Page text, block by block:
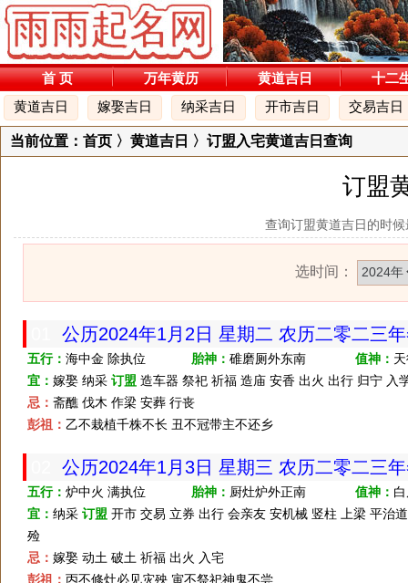
首 页 万年黄历 黄道吉日
十二
黄道吉日
嫁娶吉日 纳采吉日 开市吉日 交易吉日
当前位置： 首页 〉黄道吉日 〉订盟入宅黄道吉日查询
订盟
查询订盟黄道吉日的时
选时间：
公历2024年1月2日 星期二 农历二零二三
五行： 海中金 除执位 胎神： 碓磨厕外东南 值神：
宜： 嫁娶 纳采 订盟 造车器 祭祀 祈福 造庙 安香 出火 出行 归宁 入
忌： 斋醮 伐木 作梁 安葬 行丧
彭祖： 乙不栽植千株不长 丑不冠带主不还乡
公历2024年1月3日 星期三 农历二零二三
五行： 炉中火 满执位 胎神： 厨灶炉外正南 值神：
宜： 纳采 订盟 开市 交易 立券 出行 会亲友 安机械 竖柱 上梁 平治
殓
忌： 嫁娶 动土 破土 祈福 出火 入宅
彭祖： 丙不修灶必见灾殃 寅不祭祀神鬼不尝